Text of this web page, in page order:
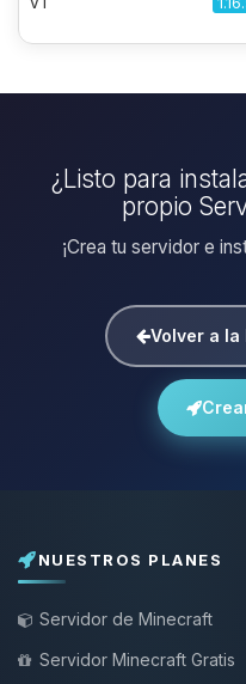
¿Listo para
propio
¡Crea tu servidor e
Volver a la
NUESTROS PLANES
Servidor de Minecraft
Servidor Minecraft Gratis